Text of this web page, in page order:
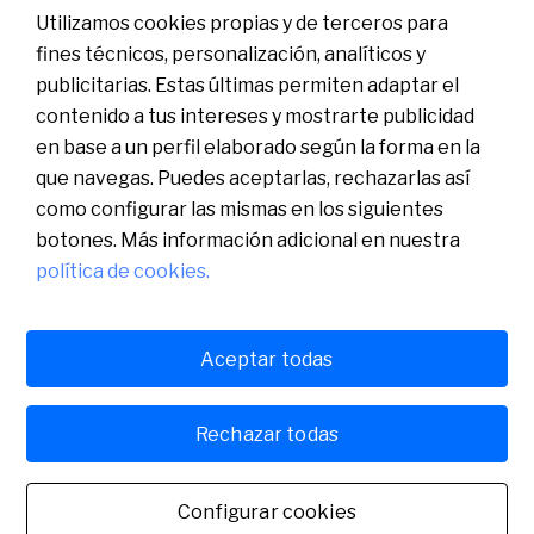
Política de cookiesPolítica de privacidad
Sabadell Digital, S.A.U., Plaza Cataluña, 1, 08201 Sabadell (Barcelona).
Inscrita en el Registro Mercantil de Barcelona, tomo 23622, folio 96,
hoja B-54.313. NIF A60105129
English
Español
Utilizamos cookies propias y de terceros para
fines técnicos, personalización, analíticos y
publicitarias. Estas últimas permiten adaptar el
contenido a tus intereses y mostrarte publicidad
en base a un perfil elaborado según la forma en la
que navegas. Puedes aceptarlas, rechazarlas así
como configurar las mismas en los siguientes
botones. Más información adicional en nuestra
política de cookies.
Configurar cookies
Rechazar todas
Aceptar todas